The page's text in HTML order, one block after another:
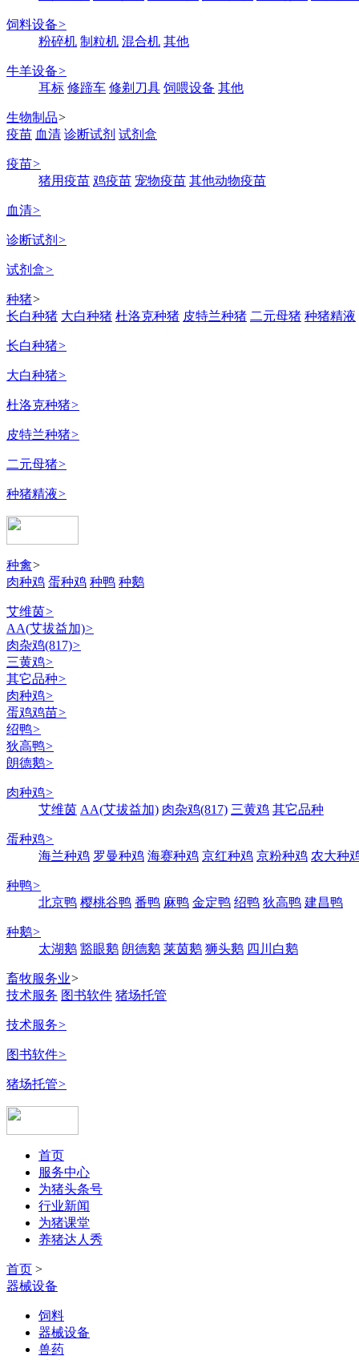
饲料设备>
粉碎机 制粒机 混合机 其他
牛羊设备>
耳标 修蹄车 修剃刀具 饲喂设备 其他
生物制品>
疫苗 血清 诊断试剂 试剂盒
疫苗>
猪用疫苗 鸡疫苗 宠物疫苗 其他动物疫苗
血清>
诊断试剂 >
试剂盒>
种猪>
长白种猪 大白种猪 杜洛克种猪 皮特兰种猪 二元母猪 种猪精液
长白种猪>
大白种猪>
杜洛克种猪>
皮特兰种猪>
二元母猪>
种猪精液>
种禽>
肉种鸡 蛋种鸡 种鸭 种鹅
艾维茵>
AA(艾拔益加)>
肉杂鸡(817)>
三黄鸡>
其它品种>
肉种鸡>
蛋鸡鸡苗>
绍鸭>
狄高鸭>
朗德鹅>
肉种鸡>
艾维茵 AA(艾拔益加) 肉杂鸡(817) 三黄鸡 其它品种
蛋种鸡>
海兰种鸡 罗曼种鸡 海赛种鸡 京红种鸡 京粉种鸡 农大种
种鸭>
北京鸭 樱桃谷鸭 番鸭 麻鸭 金定鸭 绍鸭 狄高鸭 建昌鸭
种鹅>
太湖鹅 豁眼鹅 朗德鹅 莱茵鹅 狮头鹅 四川白鹅
畜牧服务业>
技术服务 图书软件 猪场托管
技术服务>
图书软件>
猪场托管>
首页
服务中心
为猪头条号
行业新闻
为猪课堂
养猪达人秀
首页 >
器械设备
饲料
器械设备
兽药